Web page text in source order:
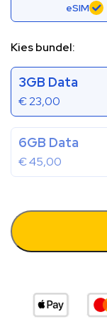
eSIM
Kies bundel:
3GB Data
€23,00
6GB Data
€45,00